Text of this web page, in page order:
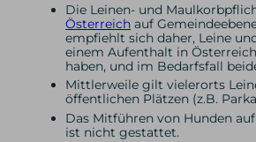
Die Leinen- und
Österreich auf
empfiehlt sich daher, Leine
einem Aufenthalt in
haben, und im Bedarfsfall
Mittlerweile gilt vielerorts
öffentlichen Plätzen (z.B.
Das Mitführen von Hunden
ist nicht gestattet.